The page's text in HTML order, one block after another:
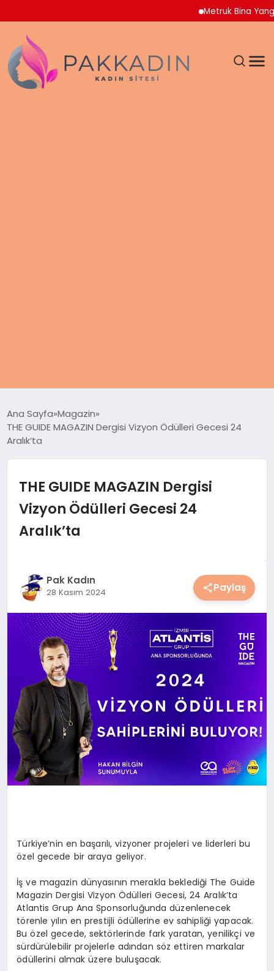
Metruk Bina Yangını
KADIN
SPOR & FITNESS
YEMEK
KIMDIR?
HESAPLAMALAR
Ana Sayfa Magazin
THE GUIDE MAGAZIN Dergisi Vizyon Ödülleri Gecesi 24
Aralık’ta
THE GUIDE MAGAZIN Dergisi
Vizyon Ödülleri Gecesi 24
Aralık’ta
Pak Kadın
28 Kasım 2024 Paylaş
Türkiye’nin en başarılı, vizyoner projeleri ve liderleri bu
özel gecede bir araya geliyor.
İş ve magazin dünyasının merakla beklediği The Guide
Magazin Dergisi Vizyon Ödülleri Gecesi, 24 Aralık’ta
Atlantis Grup Ana Sponsorluğunda düzenlenecek
törenle yılın en prestijli ödüllerine ev sahipliği yapacak.
Bu özel gecede, sektörlerinde fark yaratan, yenilikçi ve
sürdürülebilir projelerle adından söz ettiren markalar
ödüllerini almak üzere buluşacak.